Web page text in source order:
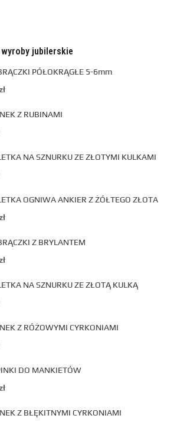
jubilerskie
PÓŁOKRĄGŁE 5-6mm
Z RUBINAMI
NA SZNURKU ZE ZŁOTYMI KULKAMI
OGNIWA ANKIER Z ŻÓŁTEGO ZŁOTA
Z BRYLANTEM
NA SZNURKU ZE ZŁOTĄ KULKĄ
Z RÓŻOWYMI CYRKONIAMI
DO MANKIETÓW
Z BŁĘKITNYMI CYRKONIAMI